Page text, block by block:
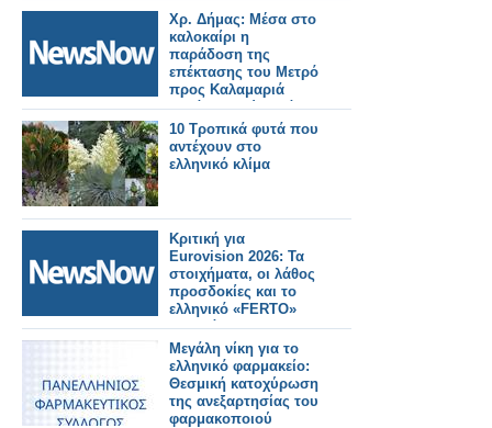
Χρ. Δήμας: Μέσα στο
καλοκαίρι η
παράδοση της
επέκτασης του Μετρό
προς Καλαμαριά
–«Πάνε πολύ καλά τα
δοκιμαστικά».
10 Τροπικά φυτά που
αντέχουν στο
ελληνικό κλίμα
Κριτική για
Eurovision 2026: Τα
στοιχήματα, οι λάθος
προσδοκίες και το
ελληνικό «FERTO»
που χάθηκε στη
σκηνή
Μεγάλη νίκη για το
ελληνικό φαρμακείο:
Θεσμική κατοχύρωση
της ανεξαρτησίας του
φαρμακοποιού